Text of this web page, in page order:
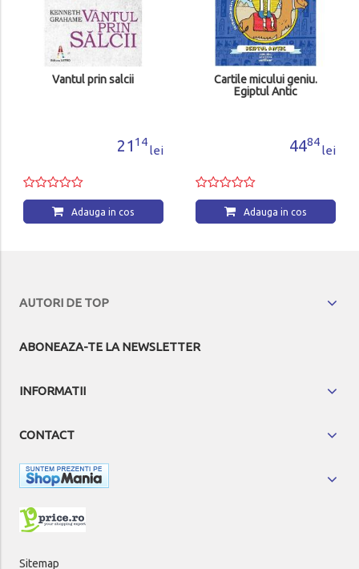
Vantul prin salcii
14
lei
Adauga in cos
Cartile micului geniu.
Egiptul Antic
84
lei
Adauga in cos
AUTORI DE TOP
ABONEAZA-TE LA NEWSLETTER
INFORMATII
CONTACT
Sitemap